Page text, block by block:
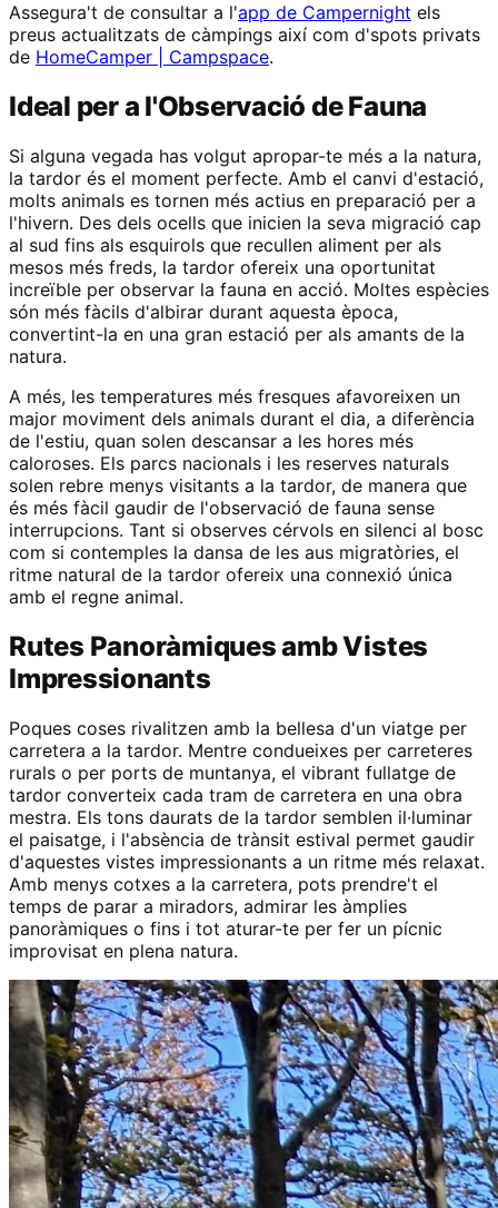
Assegura't de consultar a l'app de Campernight els
preus actualitzats de càmpings així com d'spots privats
de HomeCamper | Campspace.
Ideal per a l'Observació de Fauna
Si alguna vegada has volgut apropar-te més a la natura,
la tardor és el moment perfecte. Amb el canvi d'estació,
molts animals es tornen més actius en preparació per a
l'hivern. Des dels ocells que inicien la seva migració cap
al sud fins als esquirols que recullen aliment per als
mesos més freds, la tardor ofereix una oportunitat
increïble per observar la fauna en acció. Moltes espècies
són més fàcils d'albirar durant aquesta època,
convertint-la en una gran estació per als amants de la
natura.
A més, les temperatures més fresques afavoreixen un
major moviment dels animals durant el dia, a diferència
de l'estiu, quan solen descansar a les hores més
caloroses. Els parcs nacionals i les reserves naturals
solen rebre menys visitants a la tardor, de manera que
és més fàcil gaudir de l'observació de fauna sense
interrupcions. Tant si observes cérvols en silenci al bosc
com si contemples la dansa de les aus migratòries, el
ritme natural de la tardor ofereix una connexió única
amb el regne animal.
Rutes Panoràmiques amb Vistes
Impressionants
Poques coses rivalitzen amb la bellesa d'un viatge per
carretera a la tardor. Mentre condueixes per carreteres
rurals o per ports de muntanya, el vibrant fullatge de
tardor converteix cada tram de carretera en una obra
mestra. Els tons daurats de la tardor semblen il·luminar
el paisatge, i l'absència de trànsit estival permet gaudir
d'aquestes vistes impressionants a un ritme més relaxat.
Amb menys cotxes a la carretera, pots prendre't el
temps de parar a miradors, admirar les àmplies
panoràmiques o fins i tot aturar-te per fer un pícnic
improvisat en plena natura.